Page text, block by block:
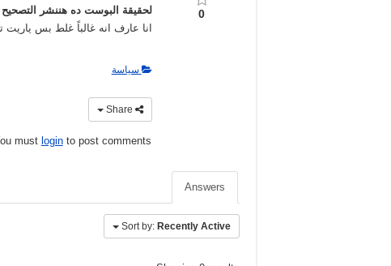
0
لحقيقة البوست ده هننشر التصحيح
انا عارف انه غالباً غلط بس ياريت
سياسة
must loginto post comments
Answers
Sort by: Recently Active